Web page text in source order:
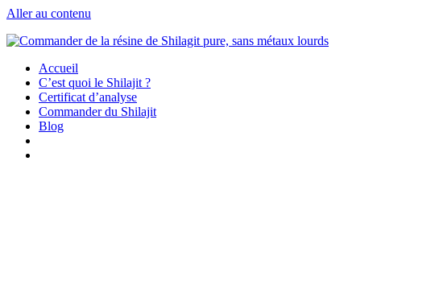
Aller au contenu
Accueil
C’est quoi le Shilajit ?
Certificat d’analyse
Commander du Shilajit
Blog